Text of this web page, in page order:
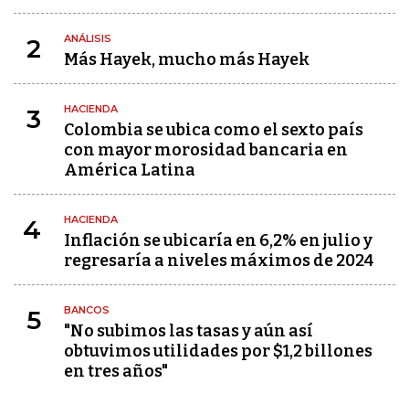
2 ANÁLISIS
Más Hayek, mucho más Hayek
3 HACIENDA
Colombia se ubica como el sexto país
con mayor morosidad bancaria en
América Latina
4 HACIENDA
Inflación se ubicaría en 6,2% en julio y
regresaría a niveles máximos de 2024
5 BANCOS
"No subimos las tasas y aún así
obtuvimos utilidades por $1,2 billones
en tres años"